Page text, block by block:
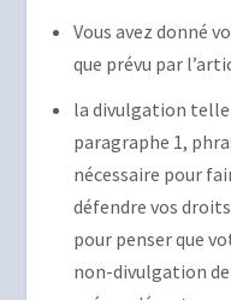
Vous avez donné
que prévu par
la divulgation telle
paragraphe 1,
nécessaire pour
défendre vos
pour penser que
non-divulgation